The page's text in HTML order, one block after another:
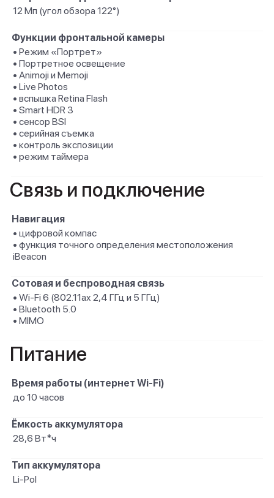
12 Мп (угол обзора 122°)
Функции фронтальной камеры
• Режим «Портрет»
• Портретное освещение
• Animoji и Memoji
• Live Photos
• вспышка Retina Flash
• Smart HDR 3
• сенсор BSI
• серийная съемка
• контроль экспозиции
• режим таймера
Связь и подключение
Навигация
• цифровой компас
• функция точного определения местоположения
iBeacon
Сотовая и беспроводная связь
• Wi-Fi 6 (802.11ax 2,4 ГГц и 5 ГГц)
• Bluetooth 5.0
• MIMO
Питание
Время работы (интернет Wi-Fi)
до 10 часов
Ёмкость аккумулятора
28,6 Вт*ч
Тип аккумулятора
Li-Pol